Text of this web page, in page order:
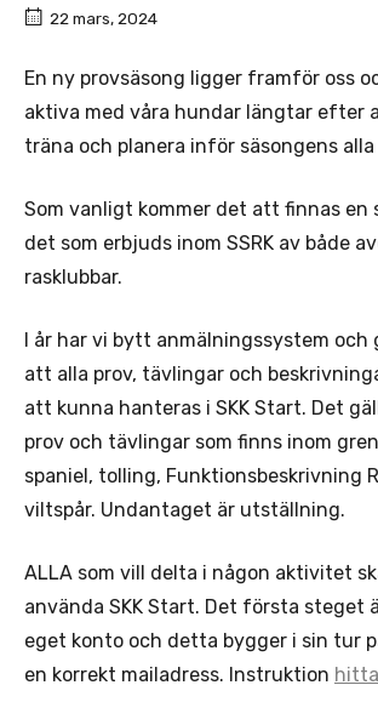
22 mars, 2024
En ny provsäsong ligger framför oss
aktiva med våra hundar längtar efter
träna och planera inför säsongens
Som vanligt kommer det att finnas en
det som erbjuds inom SSRK av både
rasklubbar.
I år har vi bytt anmälningssystem och
att alla prov, tävlingar och
att kunna hanteras i SKK Start. Det
prov och tävlingar som finns inom
spaniel, tolling, Funktionsbeskrivning
viltspår. Undantaget är utställning.
ALLA som vill delta i någon aktivitet
använda SKK Start. Det första steget
eget konto och detta bygger i sin tur
en korrekt mailadress. Instruktion